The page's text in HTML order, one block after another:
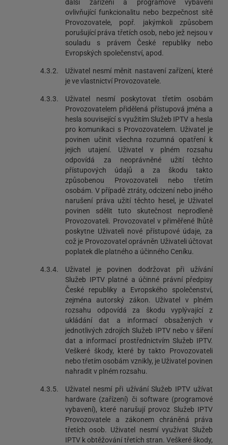
další zařízení a programové vybavení
ovlivňující funkcionalitu nebo bezpečnost sítě
Provozovatele, popř. jakýmkoli způsobem
porušující práva třetích osob, nebo jež nejsou v
souladu s právem České republiky nebo
Evropských společenství, apod.
4.3.2.
Uživatel nesmí měnit nastavení zařízení, které
je ve vlastnictví Provozovatele.
4.3.3.
Uživatel nesmí poskytovat třetím osobám
Provozovatelem přidělená přístupová jména a
hesla související s využitím Služeb IPTV a hesla
pro komunikaci s Provozovatelem. Uživatel je
povinen učinit všechna rozumná opatření k
jejich utajení. Uživatel v plném rozsahu
odpovídá za neoprávněné užití těchto
přístupových údajů a za škodu takto
způsobenou Provozovateli nebo třetím
osobám. V případě ztráty, odcizení nebo jiného
narušení práva užití těchto hesel, je Uživatel
povinen sdělit tuto skutečnost neprodleně
Provozovateli. Provozovatel v přiměřené lhůtě
poskytne Uživateli nové přístupové údaje, za
což je Provozovatel oprávněn Uživateli účtovat
poplatek dle platného a účinného Ceníku.
4.3.4.
Uživatel je povinen dodržovat při užívání
Služeb IPTV platné a účinné právní předpisy
České republiky a Evropského společenství,
zejména autorský zákon. Uživatel v plném
rozsahu odpovídá za škodu vyplývající z
ukládání dat a informací obsažených v
jednotlivých zdrojích Služeb IPTV nebo v šíření
dat a informací prostřednictvím Služeb IPTV.
Veškeré škody, které by takto Provozovateli
nebo třetím osobám vznikly, je Uživatel povinen
nahradit v plném rozsahu.
4.3.5.
Uživatel nesmí při užívání Služeb IPTV užívat
hardware (zařízení) či software (programové
vybavení), které narušují provoz Služeb IPTV
Provozovatele a zákonem chráněná práva
třetích osob. Uživatel nesmí využívat Služeb
IPTV k obtěžování třetích stran. Veškeré škody,